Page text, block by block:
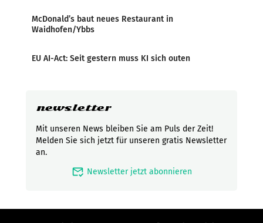
McDonald’s baut neues Restaurant in
Waidhofen/Ybbs
EU AI-Act: Seit gestern muss KI sich outen
newsletter
Mit unseren News bleiben Sie am Puls der Zeit!
Melden Sie sich jetzt für unseren gratis Newsletter
an.
mark_email_read Newsletter jetzt abonnieren